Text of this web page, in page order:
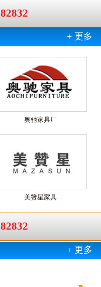
+ 更多
奥驰家具厂
美赞星家具
+ 更多